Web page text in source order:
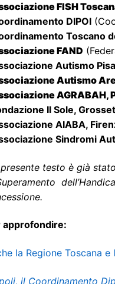
FISH
DIPOI
Toscano
FAND
Autismo Pisa
Autismo
AGRABAH,
Il Sole,
AIABA,
Sindromi
testo è già
approfondire:
la Regione Toscana e
il Coordinamento